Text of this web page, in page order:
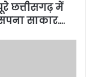
छत्तीसगढ़ में
साकार….